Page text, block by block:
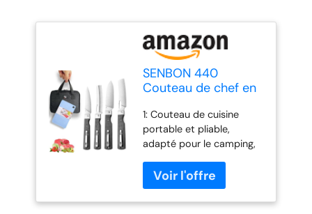
SENBON 440
Couteau de chef en
forgé japonais style
camping lame
aiguisée pliante
couteau de voyage
portable sac à fruits
Olive couteau de
poche ensemble de
1: Couteau de cuisine
portable et pliable,
adapté pour le camping,
Activités de plein air.
Couteau à fruits,
également adapté pour